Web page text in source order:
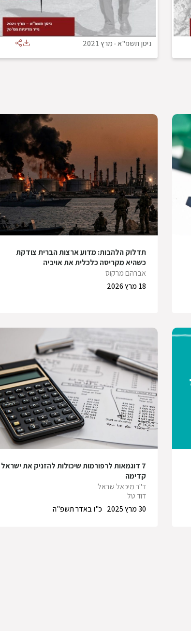
ניסן תשפ"א-מרץ 2021
תדלוק הלהבות: מדוע ארצות הברית צודקת
כשהיא מקריסה כלכלית את אויביה
אברהם מרקוס
18 מרץ 2026
7 דוגמאות לרפורמות שיכולות להזניק את ישראל
קדימה
ד"ר מיכאל שראל
דוד טל
כ"ו באדר תשפ"ה
30 מרץ 2025